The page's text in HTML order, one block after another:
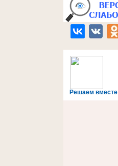
Решаем вместе